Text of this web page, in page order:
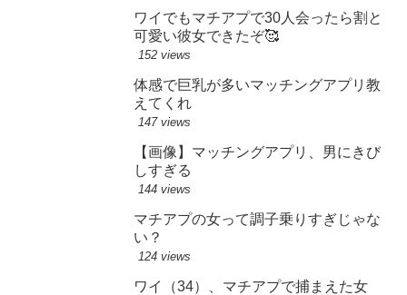
ワイでもマチアプで30人会ったら割と
可愛い彼女できたぞ🥰
152 views
体感で巨乳が多いマッチングアプリ教
えてくれ
147 views
【画像】マッチングアプリ、男にきび
しすぎる
144 views
マチアプの女って調子乗りすぎじゃな
い？
124 views
ワイ（34）、マチアプで捕まえた女